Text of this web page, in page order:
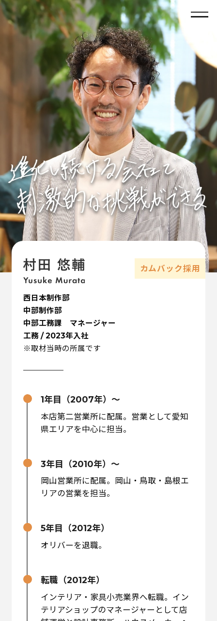
カムバック採用
西日本制作部
中部制作部
中部工務課 マネージャー
工務 / 2023年入社
※取材当時の所属です
1年目（2007年）～
本店第二営業所に配属。営業として愛知
県エリアを中心に担当。
3年目（2010年）～
岡山営業所に配属。岡山・鳥取・島根エ
リアの営業を担当。
5年目（2012年）
オリバーを退職。
転職（2012年）
インテリア・家具小売業界へ転職。イン
テリアショップのマネージャーとして店